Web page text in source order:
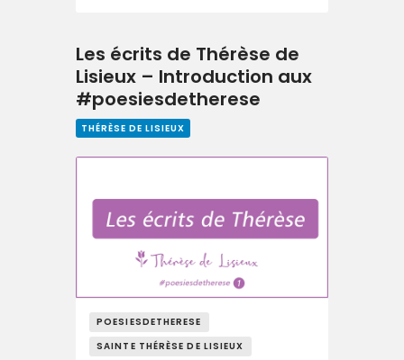
Les écrits de Thérèse de
Lisieux – Introduction aux
#poesiesdetherese
THÉRÈSE DE LISIEUX
POESIESDETHERESE
SAINTE THÉRÈSE DE LISIEUX